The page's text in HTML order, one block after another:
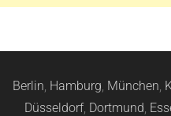
Berlin, Hamburg, München,
Düsseldorf, Dortmund,